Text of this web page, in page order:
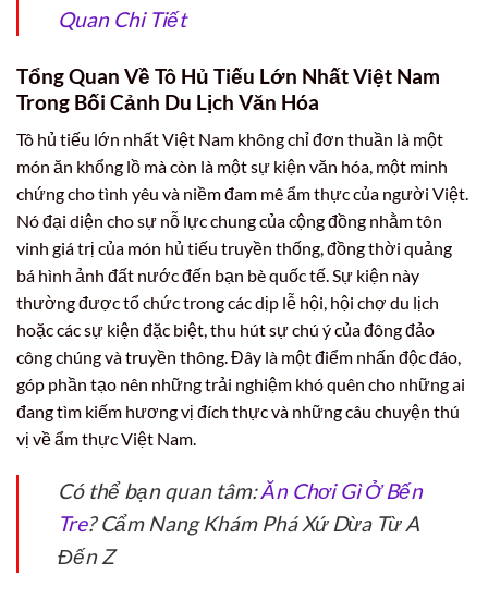
Quan Chi Tiết
Tổng Quan Về Tô Hủ Tiếu Lớn Nhất Việt Nam
Trong Bối Cảnh Du Lịch Văn Hóa
Tô hủ tiếu lớn nhất Việt Nam không chỉ đơn thuần là một
món ăn khổng lồ mà còn là một sự kiện văn hóa, một minh
chứng cho tình yêu và niềm đam mê ẩm thực của người Việt.
Nó đại diện cho sự nỗ lực chung của cộng đồng nhằm tôn
vinh giá trị của món hủ tiếu truyền thống, đồng thời quảng
bá hình ảnh đất nước đến bạn bè quốc tế. Sự kiện này
thường được tổ chức trong các dịp lễ hội, hội chợ du lịch
hoặc các sự kiện đặc biệt, thu hút sự chú ý của đông đảo
công chúng và truyền thông. Đây là một điểm nhấn độc đáo,
góp phần tạo nên những trải nghiệm khó quên cho những ai
đang tìm kiếm hương vị đích thực và những câu chuyện thú
vị về ẩm thực Việt Nam.
Có thể bạn quan tâm:Ăn Chơi Gì Ở Bến
Tre? Cẩm Nang Khám Phá Xứ Dừa Từ A
Đến Z